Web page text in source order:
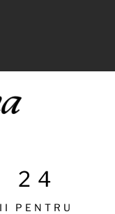
24
PENTRU